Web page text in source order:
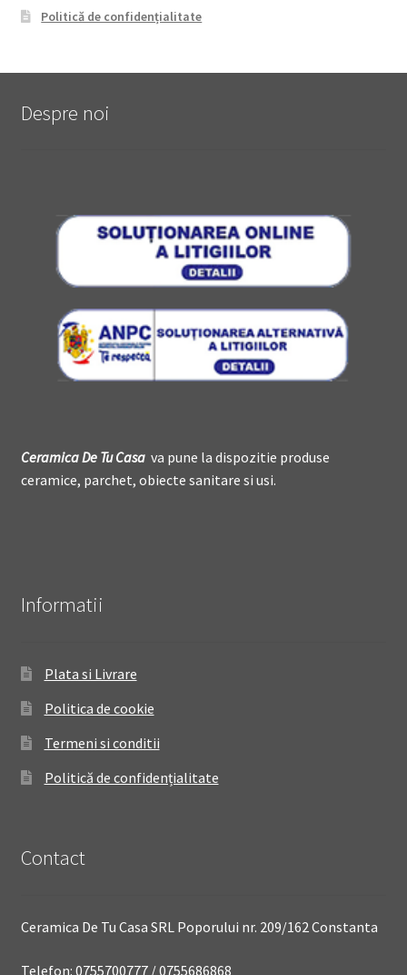
Politică de confidențialitate
Despre noi
Ceramica DeTu Casava pune la dispozitie produse
ceramice, parchet, obiecte sanitare si usi.
Informatii
Plata si Livrare
Politica de cookie
Termeni si conditii
Politică de confidențialitate
Contact
Ceramica De Tu Casa SRL Poporului nr. 209/162 Constanta
Telefon: 0755700777 / 0755686868